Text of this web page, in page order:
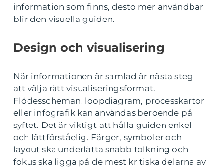
information som finns, desto mer användbar
blir den visuella guiden.
Design och visualisering
När informationen är samlad är nästa steg
att välja rätt visualiseringsformat.
Flödesscheman, loopdiagram, processkartor
eller infografik kan användas beroende på
syftet. Det är viktigt att hålla guiden enkel
och lättförståelig. Färger, symboler och
layout ska underlätta snabb tolkning och
fokus ska ligga på de mest kritiska delarna av